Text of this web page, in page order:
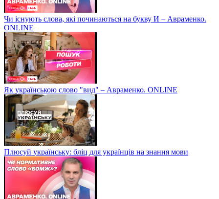
Чи існують слова, які починаються на букву И – Авраменко.
ONLINE
Як українською слово "вид" – Авраменко. ONLINE
Плюсуй українську: бліц для українців на знання мови